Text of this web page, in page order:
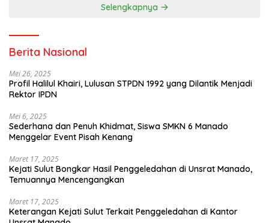
Selengkapnya
Berita Nasional
Mei 26, 2025
Profil Halilul Khairi, Lulusan STPDN 1992 yang Dilantik Menjadi
Rektor IPDN
Mei 6, 2025
Sederhana dan Penuh Khidmat, Siswa SMKN 6 Manado
Menggelar Event Pisah Kenang
Maret 17, 2025
Kejati Sulut Bongkar Hasil Penggeledahan di Unsrat Manado,
Temuannya Mencengangkan
Maret 17, 2025
Keterangan Kejati Sulut Terkait Penggeledahan di Kantor